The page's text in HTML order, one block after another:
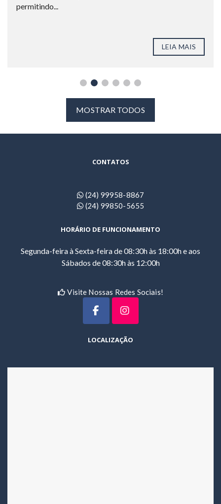
permitindo...
LEIA MAIS
MOSTRAR TODOS
CONTATOS
(24) 99958-8867
(24) 99850-5655
HORÁRIO DE FUNCIONAMENTO
Segunda-feira à Sexta-feira de 08:30h às 18:00h e aos
Sábados de 08:30h às 12:00h
Visite Nossas Redes Sociais!
LOCALIZAÇÃO